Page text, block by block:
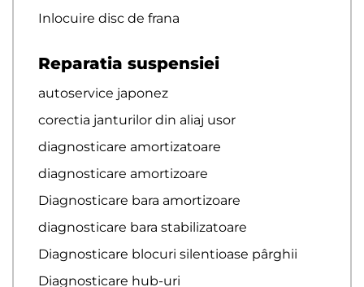
Inlocuire disc de frana
Reparatia suspensiei
autoservice japonez
corectia janturilor din aliaj usor
diagnosticare amortizatoare
diagnosticare amortizoare
Diagnosticare bara amortizoare
diagnosticare bara stabilizatoare
Diagnosticare blocuri silentioase pârghii
Diagnosticare hub-uri